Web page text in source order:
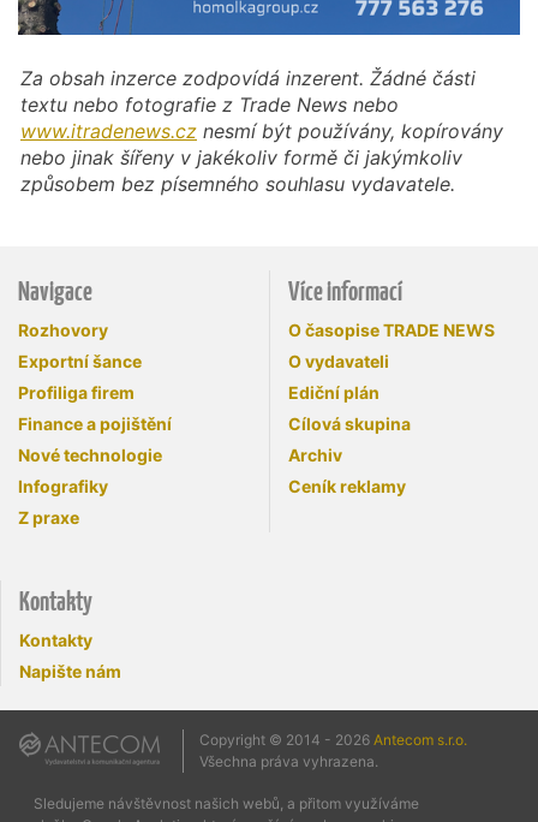
Za obsah inzerce zodpovídá inzerent. Žádné části
textu nebo fotografie z Trade News nebo
www.itradenews.cz nesmí být používány, kopírovány
nebo jinak šířeny v jakékoliv formě či jakýmkoliv
způsobem bez písemného souhlasu vydavatele.
Navigace
Rozhovory
Exportní šance
Profiliga firem
Finance a pojištění
Nové technologie
Infografiky
Z praxe
Více informací
O časopise TRADE NEWS
O vydavateli
Ediční plán
Cílová skupina
Archiv
Ceník reklamy
Kontakty
Kontakty
Napište nám
Copyright © 2014 - 2026 Antecom s.r.o.
Všechna práva vyhrazena.
Sledujeme návštěvnost našich webů, a přitom využíváme